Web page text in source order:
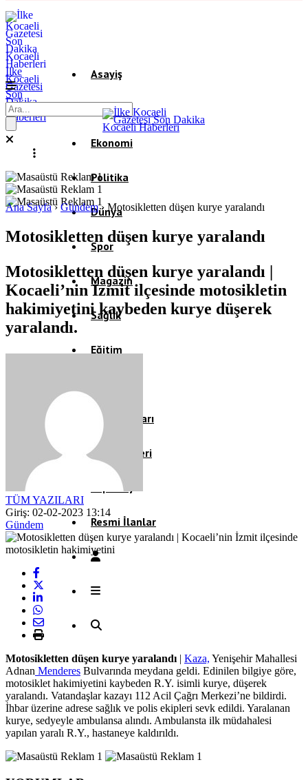
İlke
Kocaeli
Gazetesi
Son
Dakika
Kocaeli
Haberleri
Asayiş
Gündem
Ekonomi
Politika
Dünya
Spor
Magazin
Sağlık
Eğitim
Köşe Yazıları
Video Galeri
Röportaj
Resmi İlanlar
Ana Sayfa› Gündem› Motosikletten düşen kurye yaralandı
Motosikletten düşen kurye yaralandı
Motosikletten düşen kurye yaralandı |
Kocaeli’nin İzmit ilçesinde motosikletin
hakimiyetini kaybeden kurye düşerek
yaralandı.
TÜM YAZILARI
Giriş: 02-02-2023 13:14
Gündem
Motosikletten düşen kurye yaralandı | Kaza, Yenişehir Mahallesi
Adnan Menderes Bulvarında meydana geldi. Edinilen bilgiye göre,
motosiklet hakimiyetini kaybeden R.Y. isimli kurye, düşerek
yaralandı. Vatandaşlar kazayı 112 Acil Çağrı Merkezi’ne bildirdi.
İhbar üzerine adrese sağlık ve polis ekipleri sevk edildi. Yaralanan
kurye, sedyeyle ambulansa alındı. Ambulansta ilk müdahalesi
yapılan yaralı R.Y., hastaneye kaldırıldı.